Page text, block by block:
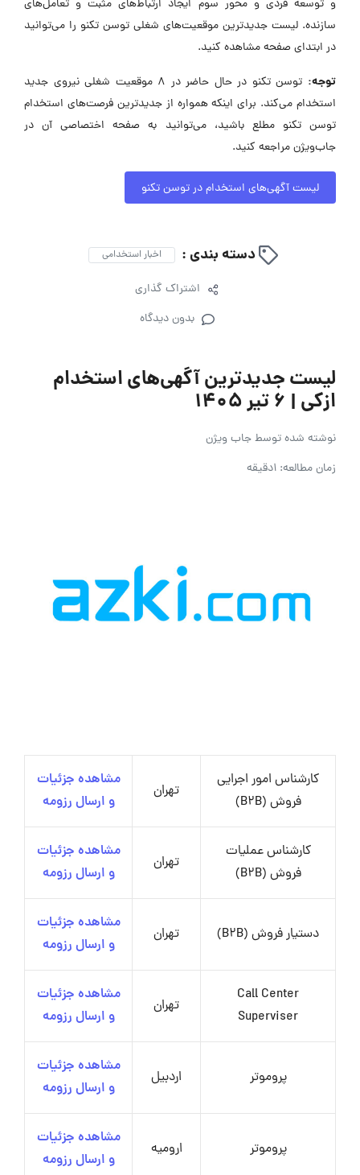
و توسعه فردی و محور سوم ایجاد ارتباط‌های مثبت و تعامل‌های
سازنده. لیست جدیدترین موقعیت‌های شغلی توسن‌ تکنو را می‌توانید
در ابتدای صفحه مشاهده کنید.
توجه:
توسن‌ تکنو در حال حاضر در ۸ موقعیت شغلی نیروی جدید
استخدام می‌کند. برای اینکه همواره از جدیدترین فرصت‌های استخدام
توسن‌ تکنو مطلع باشید، می‌توانید به صفحه اختصاصی آن در
جاب‌ویژن مراجعه کنید.
لیست آگهی‌های استخدام در توسن‌ تکنو
دسته بندی : اخبار استخدامی
اشتراک گذاری
بدون دیدگاه
لیست جدیدترین آگهی‌های استخدام
ازکی | ۶ تیر ۱۴۰۵
نوشته شده توسطجاب ویژن
زمان مطالعه: 1دقیقه
کارشناس امور اجرایی
فروش (B2B)
تهران
مشاهده جزئیات
و ارسال رزومه
کارشناس عملیات
فروش (B2B)
تهران
مشاهده جزئیات
و ارسال رزومه
دستیار فروش (B2B) تهران
مشاهده جزئیات
و ارسال رزومه
Call Center
Superviser
تهران
مشاهده جزئیات
و ارسال رزومه
پروموتر اردبیل
مشاهده جزئیات
و ارسال رزومه
پروموتر ارومیه
مشاهده جزئیات
و ارسال رزومه